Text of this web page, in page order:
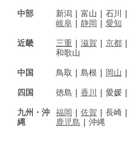
中部
新潟 | 富山 | 石川 |
岐阜 | 静岡 | 愛知
近畿
三重 | 滋賀 | 京都 |
和歌山
中国
鳥取 | 島根 | 岡山 |
四国
徳島 | 香川 | 愛媛 |
九州・沖
縄
福岡 | 佐賀 | 長崎 |
鹿児島 | 沖縄